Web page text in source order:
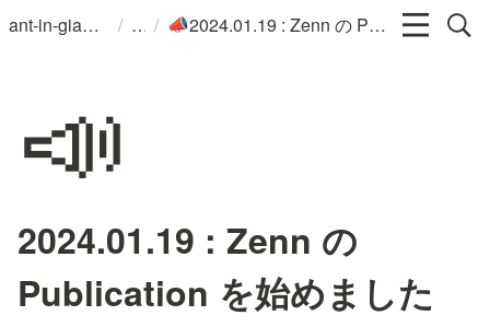
ant-in-giant G.K. / / 📣 2024.01.19 : Zenn の Publication を始めました
📣
2024.01.19 : Zenn の
Publication を始めました